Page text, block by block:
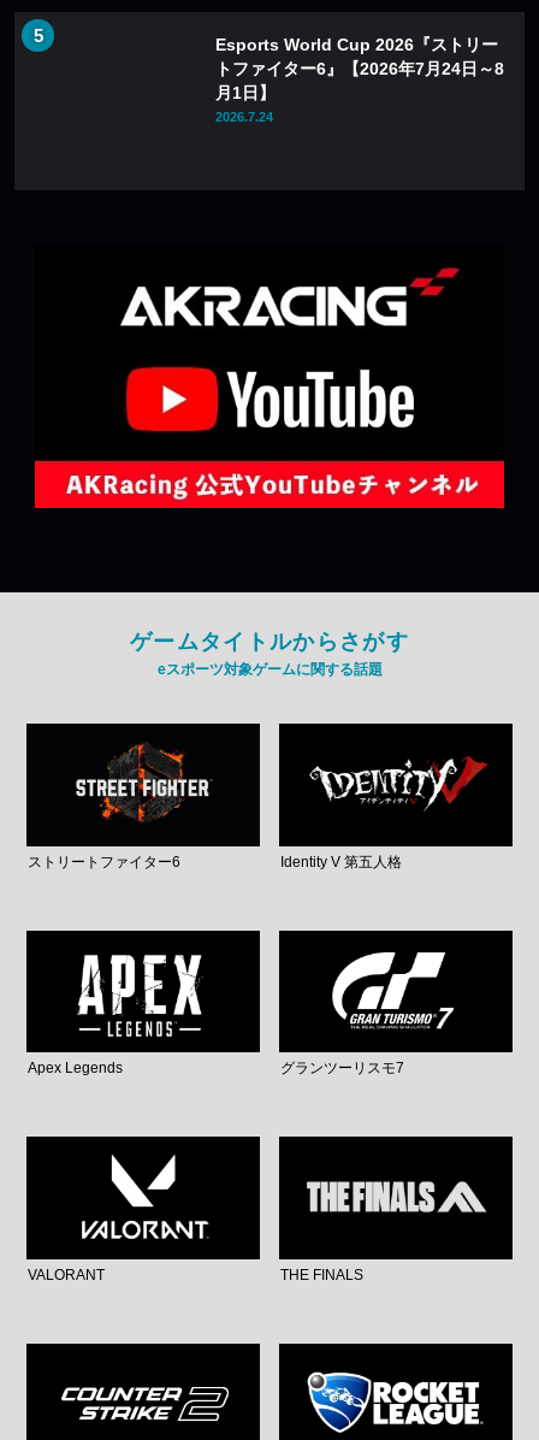
Esports World Cup 2026『ストリー
トファイター6』【2026年7月24日～8
月1日】
2026.7.24
ゲームタイトルからさがす
eスポーツ対象ゲームに関する話題
ストリートファイター6 Identity V 第五人格
Apex Legends グランツーリスモ7
VALORANT THE FINALS